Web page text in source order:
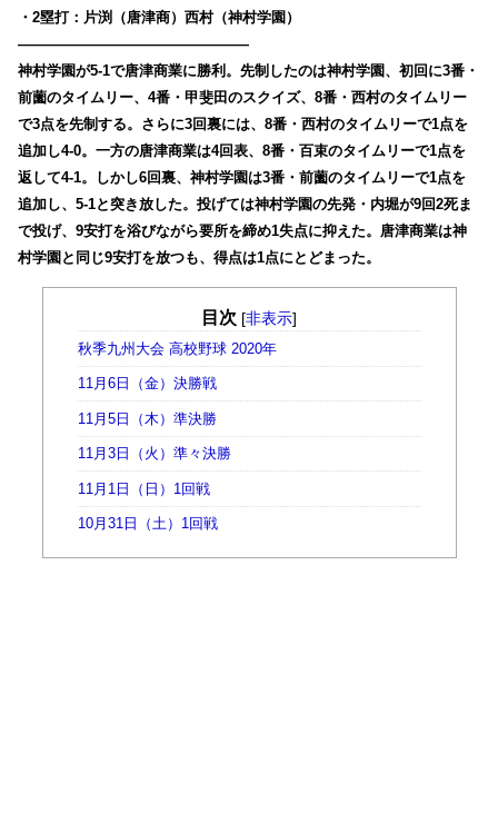
・2塁打：片渕（唐津商）西村（神村学園）
————————————————
神村学園が5-1で唐津商業に勝利。先制したのは神村学園、初回に3番・
前薗のタイムリー、4番・甲斐田のスクイズ、8番・西村のタイムリー
で3点を先制する。さらに3回裏には、8番・西村のタイムリーで1点を
追加し4-0。一方の唐津商業は4回表、8番・百束のタイムリーで1点を
返して4-1。しかし6回裏、神村学園は3番・前薗のタイムリーで1点を
追加し、5-1と突き放した。投げては神村学園の先発・内堀が9回2死ま
で投げ、9安打を浴びながら要所を締め1失点に抑えた。唐津商業は神
村学園と同じ9安打を放つも、得点は1点にとどまった。
目次 [非表示]
秋季九州大会 高校野球 2020年
11月6日（金）決勝戦
11月5日（木）準決勝
11月3日（火）準々決勝
11月1日（日）1回戦
10月31日（土）1回戦